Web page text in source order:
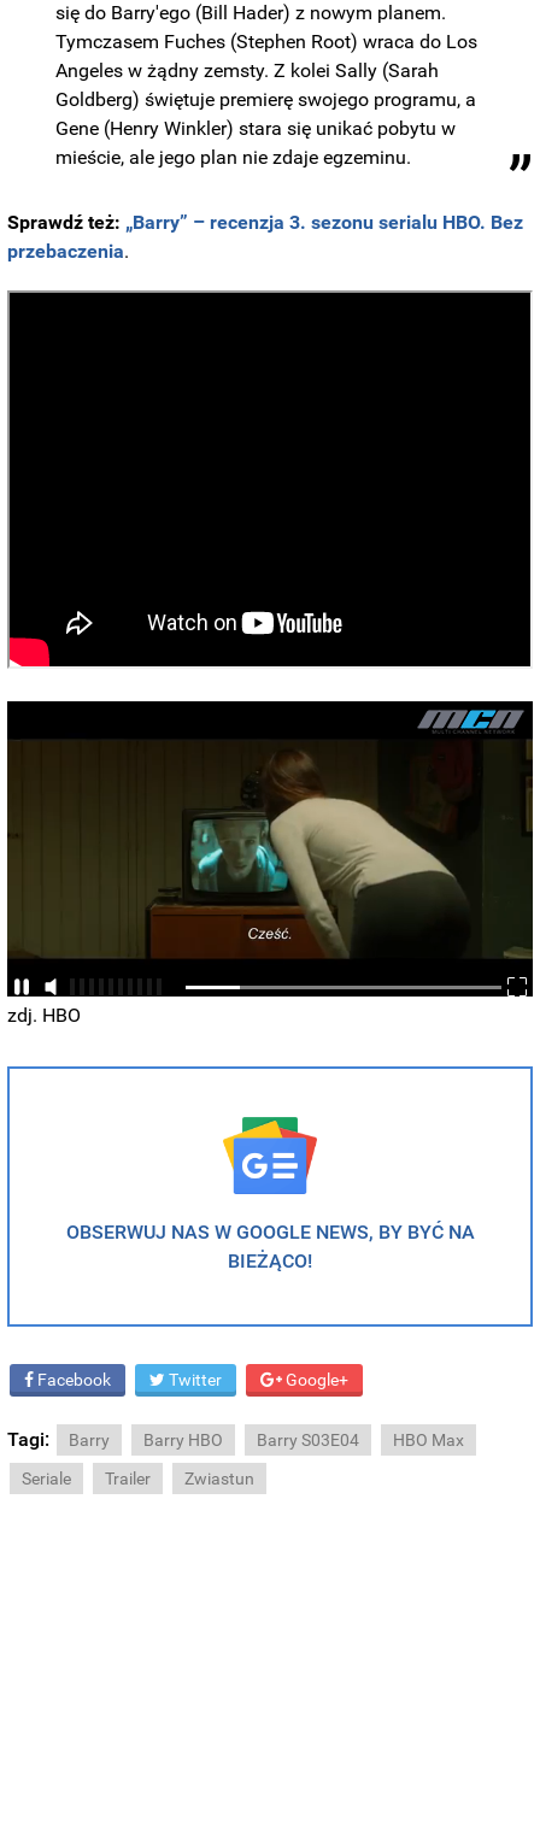
się do Barry'ego (Bill Hader) z nowym planem.
Tymczasem Fuches (Stephen Root) wraca do Los
Angeles w żądny zemsty. Z kolei Sally (Sarah
Goldberg) świętuje premierę swojego programu, a
Gene (Henry Winkler) stara się unikać pobytu w
mieście, ale jego plan nie zdaje egzeminu.
Sprawdź też: „Barry” – recenzja 3. sezonu serialu HBO. Bez
przebaczenia.
zdj. HBO
OBSERWUJ NAS W GOOGLE NEWS, BY BYĆ NA
BIEŻĄCO!
Facebook Twitter Google+
Tagi: Barry Barry HBO Barry S03E04
HBO Max
Seriale
Trailer Zwiastun